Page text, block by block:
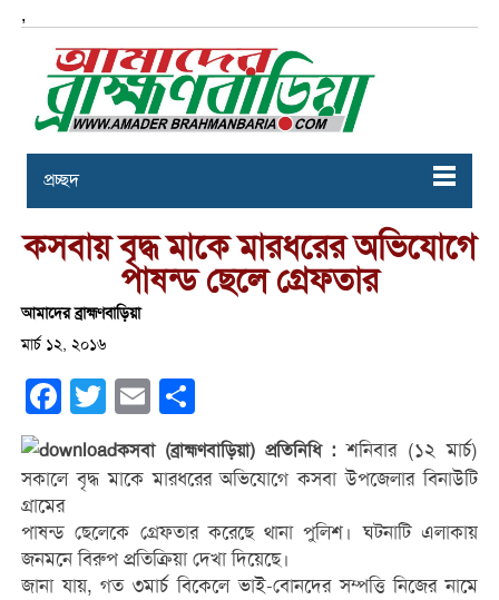
,
প্রচ্ছদ
কসবায় বৃদ্ধ মাকে মারধরের অভিযোগে
পাষন্ড ছেলে গ্রেফতার
আমাদের ব্রাহ্মণবাড়িয়া
মার্চ ১২, ২০১৬
Facebook
Twitter Email
কসবা (ব্রাহ্মণবাড়িয়া) প্রতিনিধি : শনিবার (১২ মার্চ)
সকালে বৃদ্ধ মাকে মারধরের অভিযোগে কসবা উপজেলার বিনাউটি
গ্রামের
পাষন্ড ছেলেকে গ্রেফতার করেছে থানা পুলিশ। ঘটনাটি এলাকায়
জনমনে বিরুপ প্রতিক্রিয়া দেখা দিয়েছে।
জানা যায়, গত ৩মার্চ বিকেলে ভাই-বোনদের সম্পত্তি নিজের নামে